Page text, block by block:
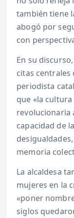
también tiene
abogó por
con
En su
citas centrales
periodista
que «la
revolucionaria
capacidad de
memoria
La alcaldesa
mujeres en la
«poner
siglos